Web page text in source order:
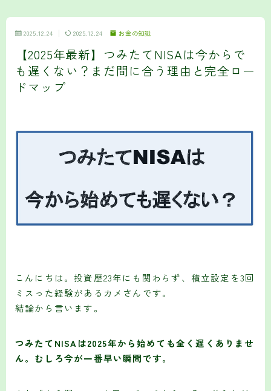
2025.12.24 2025.12.24 お金の知識
【2025年最新】つみたてNISAは今からで
も遅くない？まだ間に合う理由と完全ロー
ドマップ
こんにちは。投資歴23年にも関わらず、積立設定を3回
ミスった経験があるカメさんです。
結論から言います。
つみたてNISAは2025年から始めても全く遅くありませ
ん。むしろ今が一番早い瞬間です。